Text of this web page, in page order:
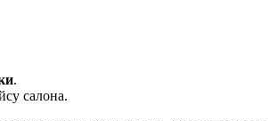
.
салона.